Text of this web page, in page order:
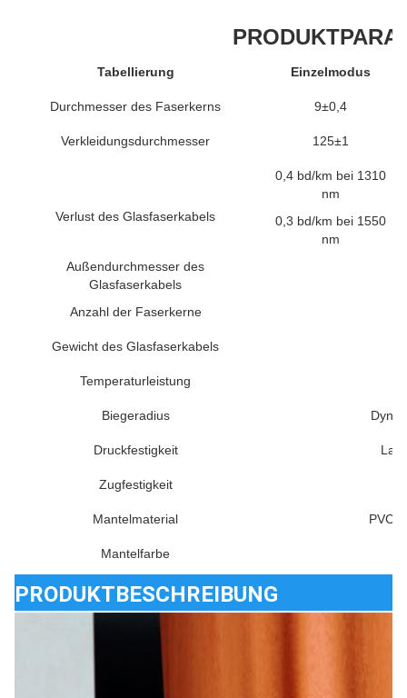
Tabellierung Einzelmodus
Durchmesser des Faserkerns 9±0,4
Verkleidungsdurchmesser 125±1
Verlust des Glasfaserkabels
0,4 bd/km bei 1310
nm
0,3 bd/km bei 1550
nm
Außendurchmesser des
Glasfaserkabels
Anzahl der Faserkerne
Gewicht des Glasfaserkabels
Temperaturleistung
Biegeradius
Druckfestigkeit
Zugfestigkeit
Mantelmaterial PVC,
Mantelfarbe
PRODUKTBESCHREIBUNG